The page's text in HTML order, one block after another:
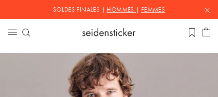
SOLDES FINALES | HOMMES FEMMES